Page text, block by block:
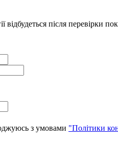
відбудеться після перевірки
з умовами "Політики